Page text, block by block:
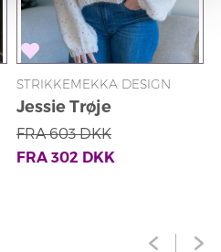
STRIKKEMEKKA DESIGN
Jessie Trøje
FRA 603DKK
FRA 302 DKK